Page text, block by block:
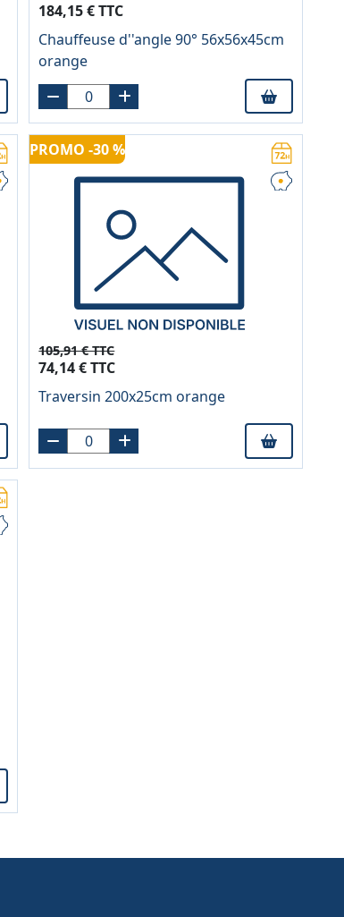
184,15 € TTC
Chauffeuse d''angle 90° 56x56x45cm
orange
PROMO -30 %
105,91 € TTC
74,14 € TTC
Traversin 200x25cm orange